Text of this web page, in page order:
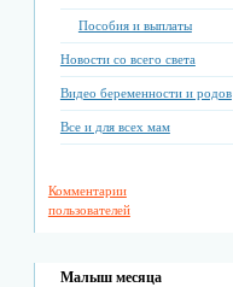
Пособия и выплаты
Новости со всего света
Видео беременности и родов
Все и для всех мам
Комментарии
пользователей
Малыш месяца